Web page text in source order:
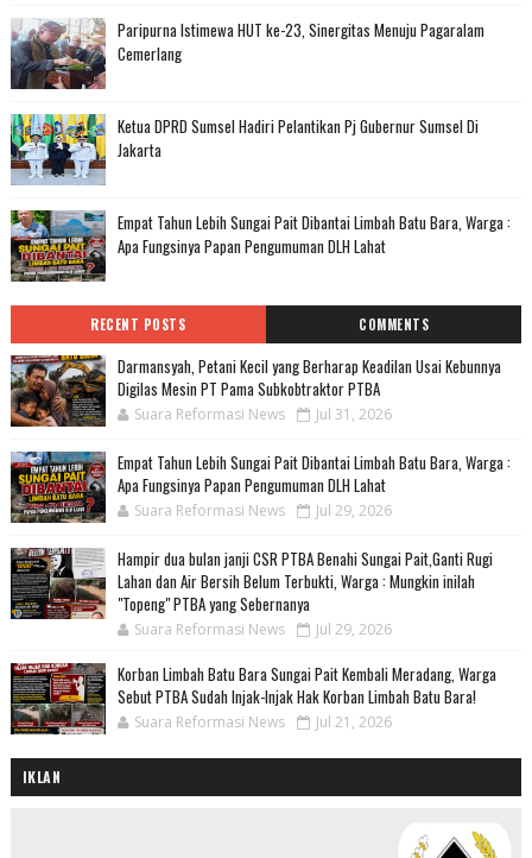
Paripurna Istimewa HUT ke-23, Sinergitas Menuju Pagaralam
Cemerlang
Ketua DPRD Sumsel Hadiri Pelantikan Pj Gubernur Sumsel Di
Jakarta
Empat Tahun Lebih Sungai Pait Dibantai Limbah Batu Bara, Warga :
Apa Fungsinya Papan Pengumuman DLH Lahat
RECENT POSTS COMMENTS
Darmansyah, Petani Kecil yang Berharap Keadilan Usai Kebunnya
Digilas Mesin PT Pama Subkobtraktor PTBA
Suara Reformasi News Jul 31, 2026
Empat Tahun Lebih Sungai Pait Dibantai Limbah Batu Bara, Warga :
Apa Fungsinya Papan Pengumuman DLH Lahat
Suara Reformasi News Jul 29, 2026
Hampir dua bulan janji CSR PTBA Benahi Sungai Pait,Ganti Rugi
Lahan dan Air Bersih Belum Terbukti, Warga : Mungkin inilah
"Topeng" PTBA yang Sebernanya
Suara Reformasi News Jul 29, 2026
Korban Limbah Batu Bara Sungai Pait Kembali Meradang, Warga
Sebut PTBA Sudah Injak-Injak Hak Korban Limbah Batu Bara!
Suara Reformasi News Jul 21, 2026
IKLAN